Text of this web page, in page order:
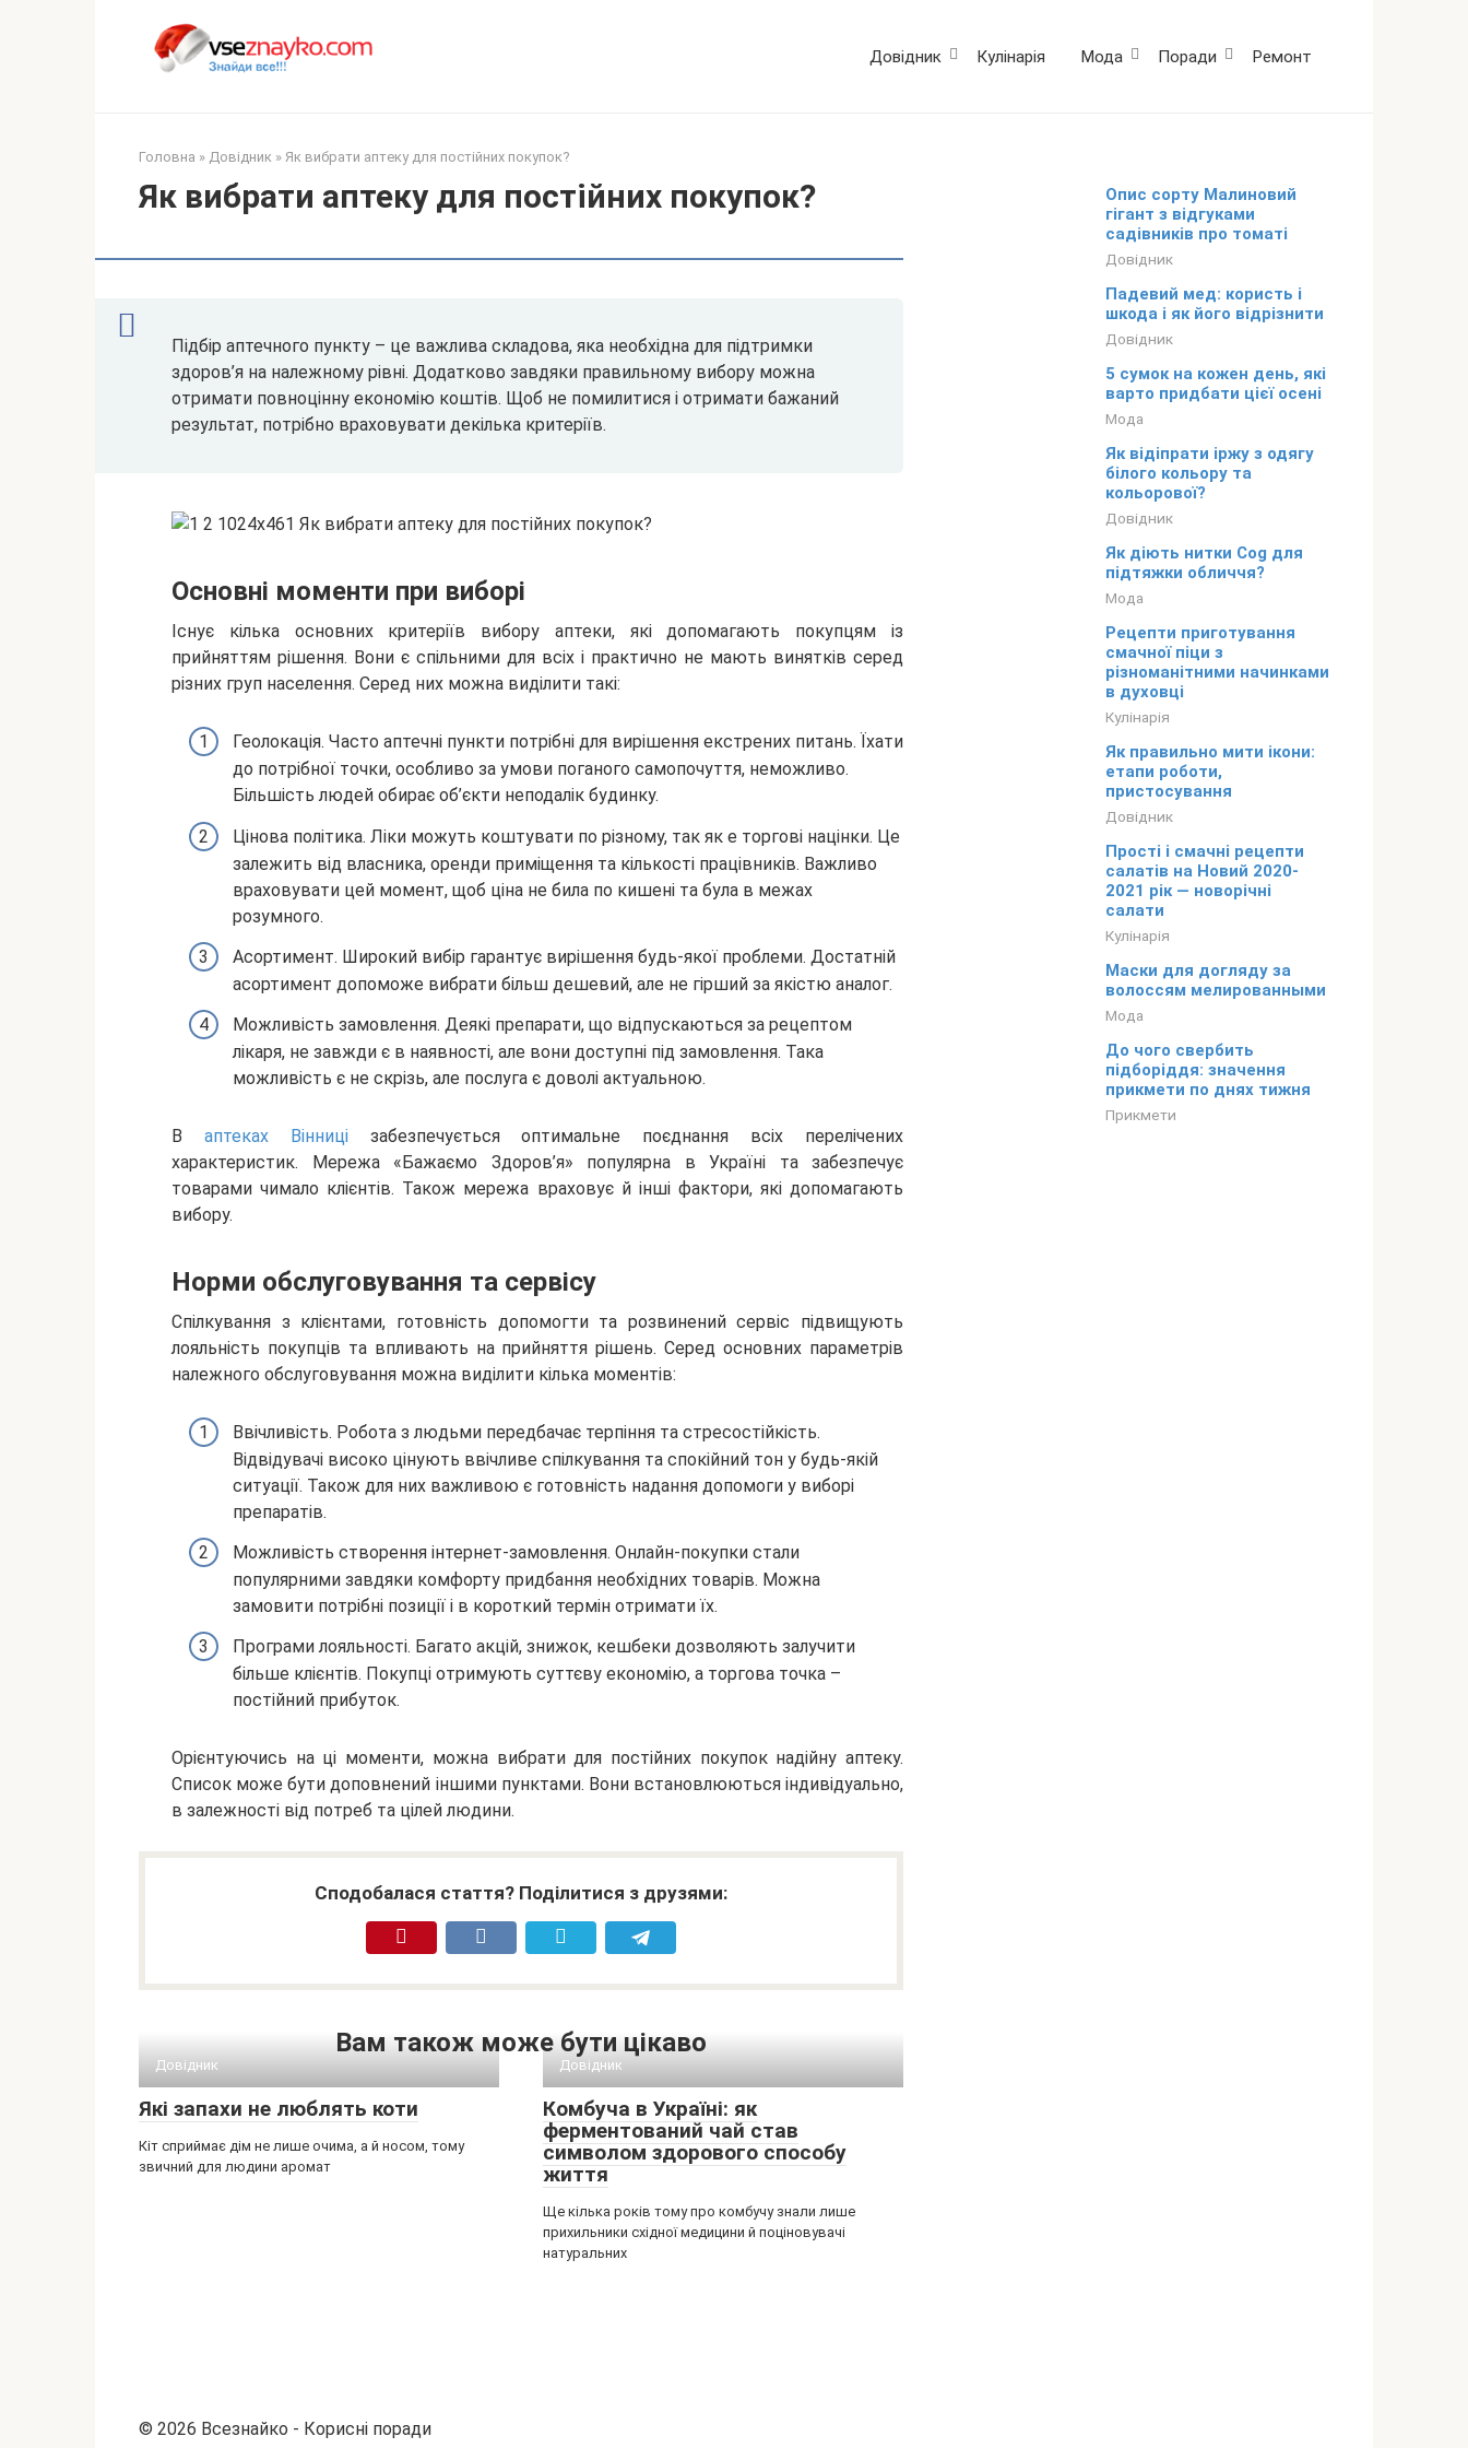
Довідник Кулінарія Мода Поради Ремонт
Головна » Довідник » Як вибрати аптеку для постійних покупок?
Як вибрати аптеку для постійних покупок?
Підбір аптечного пункту – це важлива складова, яка необхідна для підтримки
здоров’я на належному рівні. Додатково завдяки правильному вибору можна
отримати повноцінну економію коштів. Щоб не помилитися і отримати бажаний
результат, потрібно враховувати декілька критеріїв.
Основні моменти при виборі
Існує кілька основних критеріїв вибору аптеки, які допомагають покупцям із
прийняттям рішення. Вони є спільними для всіх і практично не мають винятків серед
різних груп населення. Серед них можна виділити такі:
Геолокація. Часто аптечні пункти потрібні для вирішення екстрених питань. Їхати
до потрібної точки, особливо за умови поганого самопочуття, неможливо.
Більшість людей обирає об’єкти неподалік будинку.
Цінова політика. Ліки можуть коштувати по різному, так як е торгові націнки. Це
залежить від власника, оренди приміщення та кількості працівників. Важливо
враховувати цей момент, щоб ціна не била по кишені та була в межах
розумного.
Асортимент. Широкий вибір гарантує вирішення будь-якої проблеми. Достатній
асортимент допоможе вибрати більш дешевий, але не гірший за якістю аналог.
Можливість замовлення. Деякі препарати, що відпускаються за рецептом
лікаря, не завжди є в наявності, але вони доступні під замовлення. Така
можливість є не скрізь, але послуга є доволі актуальною.
В аптеках Вінницізабезпечується оптимальне поєднання всіх перелічених
характеристик. Мережа «Бажаємо Здоров’я» популярна в Україні та забезпечує
товарами чимало клієнтів. Також мережа враховує й інші фактори, які допомагають
вибору.
Норми обслуговування та сервісу
Спілкування з клієнтами, готовність допомогти та розвинений сервіс підвищують
лояльність покупців та впливають на прийняття рішень. Серед основних параметрів
належного обслуговування можна виділити кілька моментів:
Ввічливість. Робота з людьми передбачає терпіння та стресостійкість.
Відвідувачі високо цінують ввічливе спілкування та спокійний тон у будь-якій
ситуації. Також для них важливою є готовність надання допомоги у виборі
препаратів.
Можливість створення інтернет-замовлення. Онлайн-покупки стали
популярними завдяки комфорту придбання необхідних товарів. Можна
замовити потрібні позиції і в короткий термін отримати їх.
Програми лояльності. Багато акцій, знижок, кешбеки дозволяють залучити
більше клієнтів. Покупці отримують суттєву економію, а торгова точка –
постійний прибуток.
Орієнтуючись на ці моменти, можна вибрати для постійних покупок надійну аптеку.
Список може бути доповнений іншими пунктами. Вони встановлюються індивідуально,
в залежності від потреб та цілей людини.
Сподобалася стаття? Поділитися з друзями:
Вам також може бути цікаво
Довідник
Які запахи не люблять коти
Кіт сприймає дім не лише очима, а й носом, тому
звичний для людини аромат
Довідник
Комбуча в Україні: як
ферментований чай став
символом здорового способу
життя
Ще кілька років тому про комбучу знали лише
прихильники східної медицини й поціновувачі
натуральних
Опис сорту Малиновий
гігант з відгуками
садівників про томаті
Довідник
Падевий мед: користь і
шкода і як його відрізнити
Довідник
5 сумок на кожен день, які
варто придбати цієї осені
Мода
Як відіпрати іржу з одягу
білого кольору та
кольорової?
Довідник
Як діють нитки Cog для
підтяжки обличчя?
Мода
Рецепти приготування
смачної піци з
різноманітними начинками
в духовці
Кулінарія
Як правильно мити ікони:
етапи роботи,
пристосування
Довідник
Прості і смачні рецепти
салатів на Новий 2020-
2021 рік — новорічні
салати
Кулінарія
Маски для догляду за
волоссям мелированными
Мода
До чого свербить
підборіддя: значення
прикмети по днях тижня
Прикмети
© 2026 Всезнайко - Корисні поради